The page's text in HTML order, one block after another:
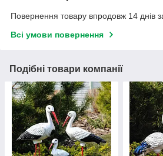
Повернення товару впродовж 14 днів
Всі умови повернення
Подібні товари компанії